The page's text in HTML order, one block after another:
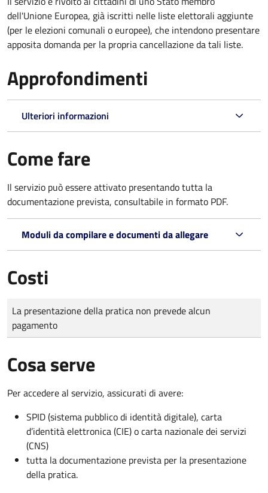
dell'Unione Europea, già iscritti nelle liste elettorali aggiunte
(per le elezioni comunali o europee), che intendono presentare
apposita domanda per la propria cancellazione da tali liste.
Approfondimenti
Ulteriori informazioni
Come fare
Il servizio può essere attivato presentando tutta la
documentazione prevista, consultabile in formato PDF.
Moduli da compilare e documenti da allegare
Costi
Tipo di pagamento
Importo
La presentazione della pratica non prevede alcun
pagamento
Cosa serve
Per accedere al servizio, assicurati di avere:
SPID (sistema pubblico di identità digitale), carta
d’identità elettronica (CIE) o carta nazionale dei servizi
(CNS)
tutta la documentazione prevista per la presentazione
della pratica.